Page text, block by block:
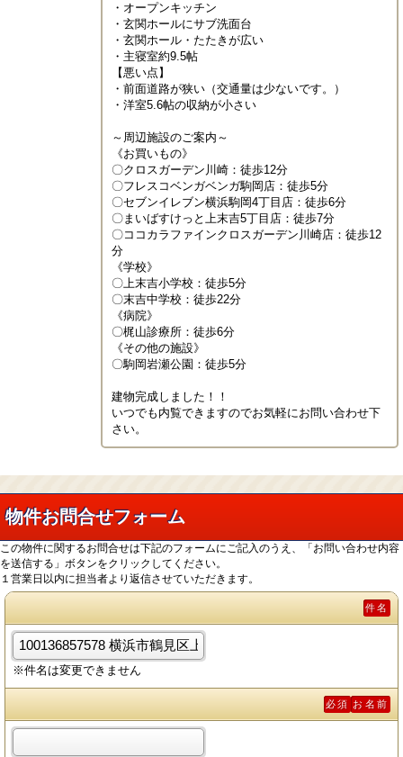
・オープンキッチン
・玄関ホールにサブ洗面台
・玄関ホール・たたきが広い
・主寝室約9.5帖
【悪い点】
・前面道路が狭い（交通量は少ないです。）
・洋室5.6帖の収納が小さい
～周辺施設のご案内～
《お買いもの》
〇クロスガーデン川崎：徒歩12分
〇フレスコベンガベンガ駒岡店：徒歩5分
〇セブンイレブン横浜駒岡4丁目店：徒歩6分
〇まいばすけっと上末吉5丁目店：徒歩7分
〇ココカラファインクロスガーデン川崎店：徒歩12
分
《学校》
〇上末吉小学校：徒歩5分
〇末吉中学校：徒歩22分
《病院》
〇梶山診療所：徒歩6分
《その他の施設》
〇駒岡岩瀬公園：徒歩5分
建物完成しました！！
いつでも内覧できますのでお気軽にお問い合わせ下
さい。
物件お問合せフォーム
この物件に関するお問合せは下記のフォームにご記入のうえ、「お問い合わせ内容
を送信する」ボタンをクリックしてください。
１営業日以内に担当者より返信させていただきます。
件名
※件名は変更できません
お名前
必須